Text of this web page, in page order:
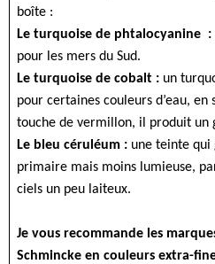
boîte :
Le turquoise de phtalocyanine :
pour les mers du Sud.
Le turquoise de cobalt : un
pour certaines couleurs d’eau, en
touche de vermillon, il produit un
Le bleu céruléum : une teinte qui
primaire mais moins lumieuse,
ciels un peu laiteux.
Je vous recommande les
Schmincke en couleurs extra-